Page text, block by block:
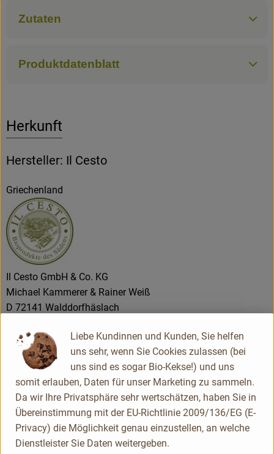
Zutaten
Produktdatenblatt
Herkunft
Hersteller: Il Cesto
Griechenland
Il Cesto GmbH & Co. KG
Michael Kammerer & Rainer Weiß
D 72141 Walddorfhäslach
Das neue an unserer Qualität ist, dass wir Oliven und
andere eingelegte Rohstoffe als Frischeprodukt
verstehen, so wie die italienische Mamma ihre Oliven
täglich frisch einlegt. Wir produzieren jede Woche
frisch und die gesamte Produktion geht sofort in den
Verkauf. Unsere Rezepturen, beste Rohstoffe und die
wöchentliche frische Produktion machen unsere
Liebe Kundinnen und Kunden, Sie helfen
uns sehr, wenn Sie Cookies zulassen (bei
uns sind es sogar Bio-Kekse!) und uns
somit erlauben, Daten für unser Marketing zu sammeln.
Da wir Ihre Privatsphäre sehr wertschätzen, haben Sie in
Übereinstimmung mit der EU-Richtlinie 2009/136/EG (E-
Privacy) die Möglichkeit genau einzustellen, an welche
Dienstleister Sie Daten weitergeben.